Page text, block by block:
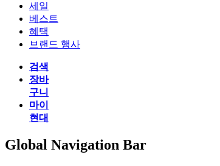
세일
베스트
혜택
브랜드 행사
검색
장바
구니
마이
현대
Global Navigation Bar